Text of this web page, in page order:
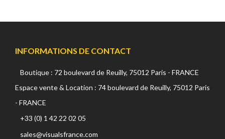
INFORMATIONS DE CONTACT
Boutique : 72 boulevard de Reuilly, 75012 Paris - FRANCE
Espace vente & Location : 74 boulevard de Reuilly, 75012 Paris
- FRANCE
+33 (0) 1 42 22 02 05
sales@visualsfrance.com